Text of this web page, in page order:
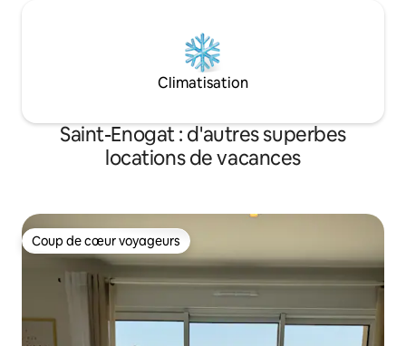
Climatisation
Saint-Enogat : d'autres superbes
locations de vacances
Coup de cœur voyageurs
Coup de cœur voyageurs